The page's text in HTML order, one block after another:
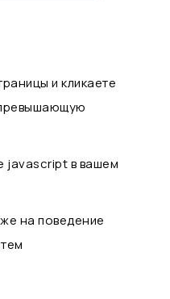
и кликаете
javascript в вашем
на поведение